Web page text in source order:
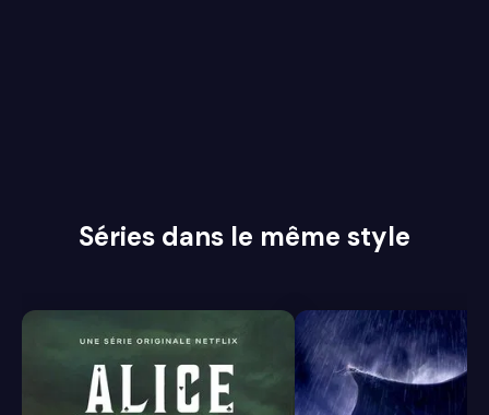
Séries dans le même style